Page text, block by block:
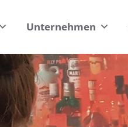
Unternehmen